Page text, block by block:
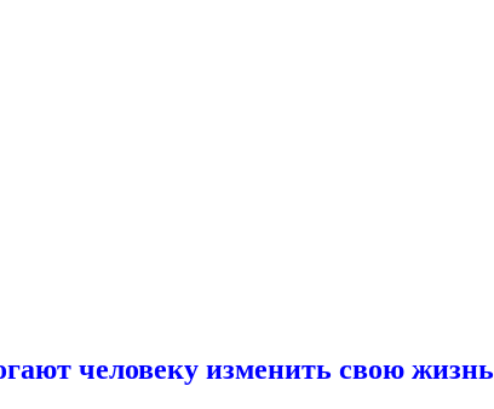
человеку изменить свою жизнь